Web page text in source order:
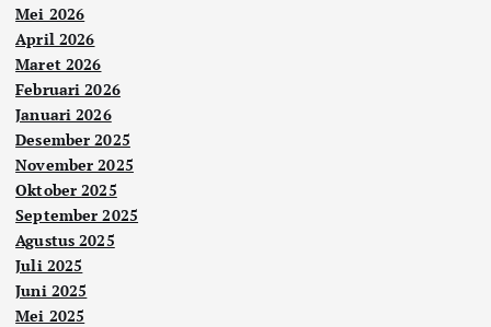
Mei 2026
April 2026
Maret 2026
Februari 2026
Januari 2026
Desember 2025
November 2025
Oktober 2025
September 2025
Agustus 2025
Juli 2025
Juni 2025
Mei 2025